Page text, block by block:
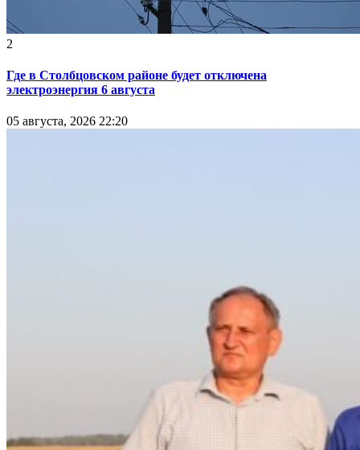
2
Где в Столбцовском районе будет отключена
электроэнергия 6 августа
05 августа, 2026 22:20